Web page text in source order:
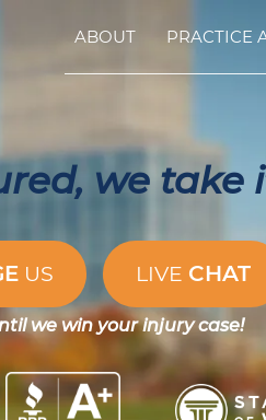
ABOUT PRACTICE
we take
US LIVE CHAT
we win your injury case!